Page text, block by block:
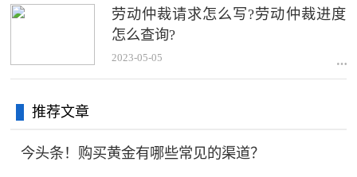
劳动仲裁请求怎么写?劳动仲裁进度
怎么查询?
2023-05-05
推荐文章
今头条！购买黄金有哪些常见的渠道？